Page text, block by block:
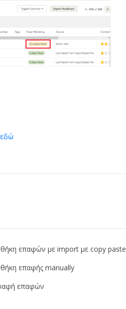
εδώ
επαφών με import με copy paste
επαφής manually
επαφών